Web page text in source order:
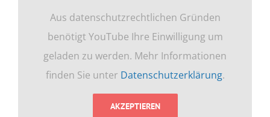
Aus datenschutzrechtlichen Gründen
benötigt YouTube Ihre Einwilligung um
geladen zu werden. Mehr Informationen
finden Sie unter Datenschutzerklärung.
AKZEPTIEREN